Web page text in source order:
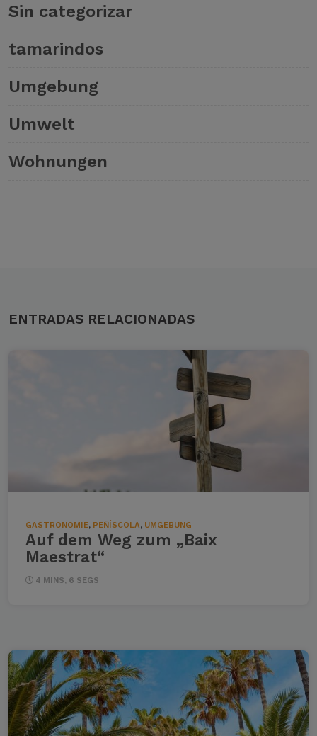
Sin categorizar
tamarindos
Umgebung
Umwelt
Wohnungen
ENTRADAS RELACIONADAS
GASTRONOMIE, PEÑÍSCOLA, UMGEBUNG
Auf dem Weg zum „Baix
Maestrat“
4 MINS, 6 SEGS